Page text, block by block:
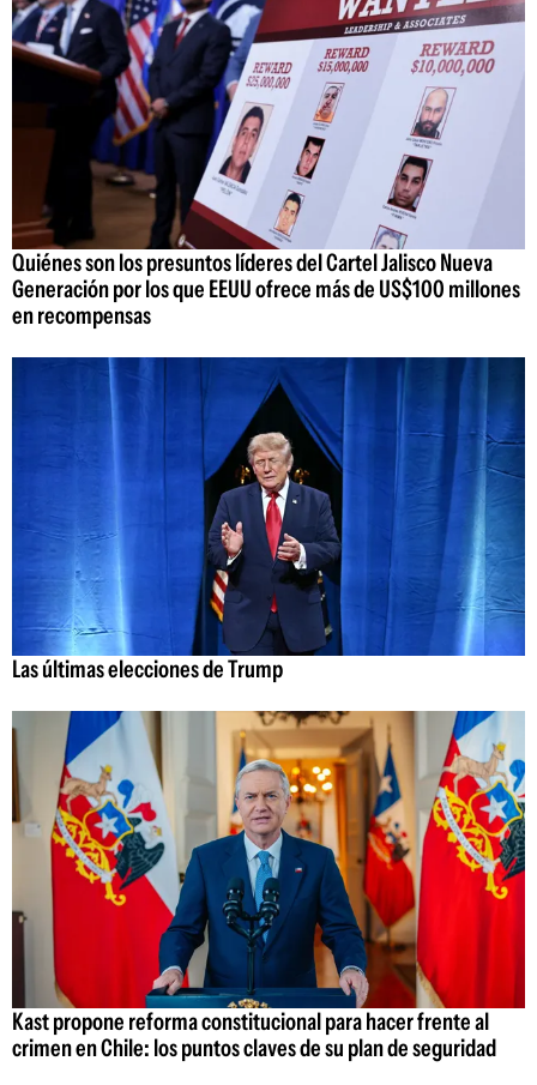
Quiénes son los presuntos líderes del Cartel Jalisco Nueva
Generación por los que EEUU ofrece más de US$100 millones
en recompensas
Las últimas elecciones de Trump
Kast propone reforma constitucional para hacer frente al
crimen en Chile: los puntos claves de su plan de seguridad